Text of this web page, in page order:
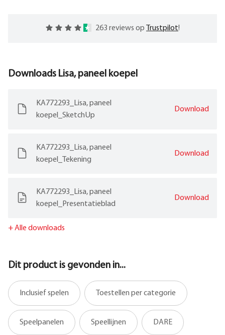
263 reviews op Trustpilot!
Downloads Lisa, paneel koepel
KA772293_Lisa, paneel
koepel_SketchUp
Download
KA772293_Lisa, paneel
koepel_Tekening
Download
KA772293_Lisa, paneel
koepel_Presentatieblad
Download
+Alle downloads
Dit product is gevonden in...
Inclusief spelen Toestellen per categorie
Speelpanelen Speellijnen DARE